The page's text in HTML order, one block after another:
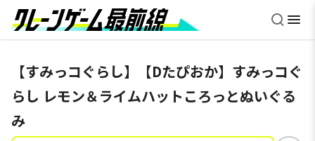
【すみっコぐらし】【Dたぴおか】すみっコぐ
らし レモン＆ライムハットころっとぬいぐる
み